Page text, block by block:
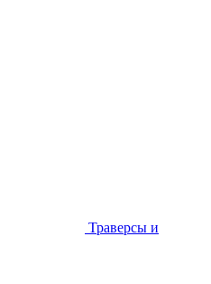
Траверсы и